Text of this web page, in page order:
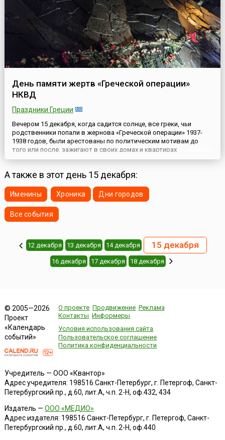
День памяти жертв «Греческой операции»
НКВД
Праздники Греции
Вечером 15 декабря, когда садится солнце, все греки, чьи
родственники попали в жернова «Греческой операции» 1937-
1938 годов, были арестованы по политическим мотивам до
того или после, зажигают в своих домах и квартирах
поминальные свечи.Результатом «Греческой операции» стал
отправили в лагеря смерти, сегодня реабилитированы. Но до
А также в этот день 15 декабря:
Именины Хроника Дни городов
Все события
12 декабря 13 декабря 14 декабря 15 декабря
16 декабря 17 декабря 18 декабря
© 2005—2026
Проект
«Календарь
событий»
О проекте Продвижение Реклама
Контакты Информеры
Условия использования сайта
Пользовательское соглашение
Политика конфиденциальности
Учредитель — ООО «Квантор»
Адрес учредителя: 198516 Санкт-Петербург, г. Петергоф, Санкт-
Петербургский пр., д.60, лит.А, ч.п. 2-Н, оф.432, 434
Издатель — ООО «МЕДИО»
Адрес издателя: 198516 Санкт-Петербург, г. Петергоф, Санкт-
Петербургский пр., д.60, лит.А, ч.п. 2-Н, оф.440